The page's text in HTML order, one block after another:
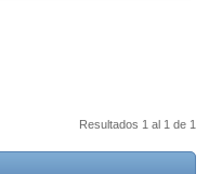
Resultados 1 al 1 de 1